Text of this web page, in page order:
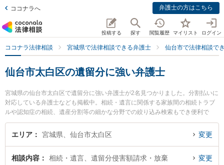
ココナラへ 弁護士の方はこちら
投稿する 探す 閲覧履歴 マイリスト ログイン
ココナラ法律相談 宮城県で法律相談できる弁護士 仙台市で法律相談で
仙台市太白区の遺留分に強い弁護士
宮城県の仙台市太白区で遺留分に強い弁護士が2名見つかりました。分割払いに
対応している弁護士なども掲載中。相続・遺言に関係する家族間の相続トラブ
ルや認知症の相続、遺産分割等の細かな分野での絞り込み検索もでき便利で
す。特にながまち駅前法律事務所の高橋 崇弁護士や仙台長町法律事務所の飛澤
聡美弁護士のプロフィール情報や弁護士費用、強みなどが注目されています。
い』『初回相談無料で遺留分を法律相談できる仙台市太白区内の弁護士に相談
エリア 宮城県、仙台市太白区 変更
相談内容 相続・遺言、遺留分侵害額請求・放棄 変更